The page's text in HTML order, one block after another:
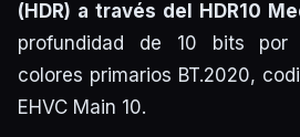
(HDR) a través del HDR10
profundidad de 10 bits por
colores primarios BT.2020,
EHVC Main 10.